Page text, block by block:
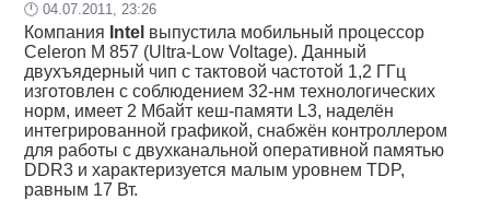
🕛 04.07.2011, 23:26
Компания Intel выпустила мобильный процессор
Celeron M 857 (Ultra-Low Voltage). Данный
двухъядерный чип с тактовой частотой 1,2 ГГц
изготовлен с соблюдением 32-нм технологических
норм, имеет 2 Мбайт кеш-памяти L3, наделён
интегрированной графикой, снабжён контроллером
для работы с двухканальной оперативной памятью
DDR3 и характеризуется малым уровнем TDP,
равным 17 Вт.